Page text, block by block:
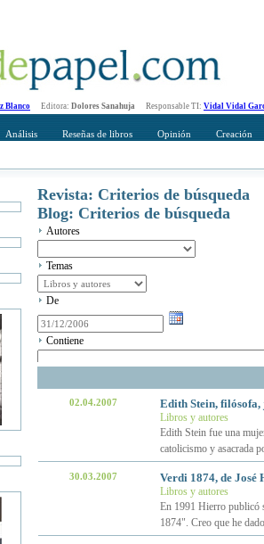
Blanco Editora: Dolores Sanahuja Responsable TI: Vidal Vidal
Análisis Reseñas de libros Opinión Creación
Revista: Criterios de búsqueda
Blog: Criterios de búsqueda
Autores
Temas
De
Contiene
02.04.2007 Edith Stein,
Libros y autores
Edith Stein fue una
catolicismo y asacrada
30.03.2007 Verdi 1874, de José
Libros y autores
En 1991 Hierro publicó
1874". Creo que he